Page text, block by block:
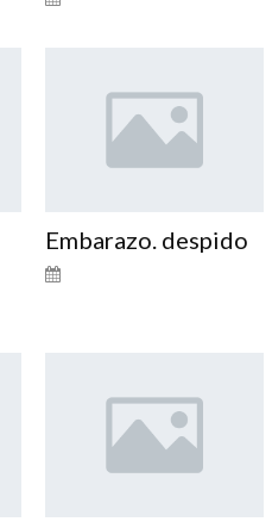
Embarazo. despido